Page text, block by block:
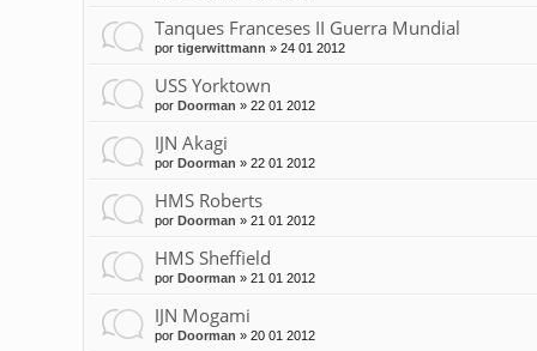
Tanques Franceses II Guerra Mundial
por tigerwittmann » 24 01 2012
USS Yorktown
por Doorman » 22 01 2012
IJN Akagi
por Doorman » 22 01 2012
HMS Roberts
por Doorman » 21 01 2012
HMS Sheffield
por Doorman » 21 01 2012
IJN Mogami
por Doorman » 20 01 2012